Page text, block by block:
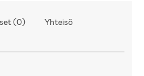
(0) Yhteisö